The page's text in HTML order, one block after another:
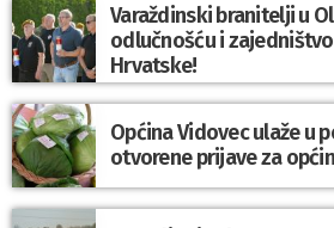
Varaždinski branitelji u
odlučnošću i
Hrvatske!
Općina Vidovec ulaže u
otvorene prijave za